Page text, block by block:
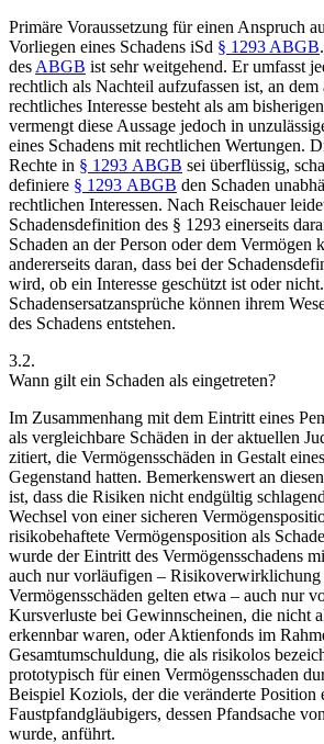
Primäre Voraussetzung für einen Anspruch
Vorliegen eines Schadens iSd § 1293 ABGB
des ABGB ist sehr weitgehend. Er umfasst
rechtlich als Nachteil aufzufassen ist, an dem
rechtliches Interesse besteht als am
vermengt diese Aussage jedoch in
eines Schadens mit rechtlichen Wertungen.
Rechte in § 1293 ABGB sei überflüssig,
definiere § 1293 ABGB den Schaden
rechtlichen Interessen. Nach Reischauer
Schadensdefinition des § 1293 einerseits
Schaden an der Person oder dem Vermögen
andererseits daran, dass bei der
wird, ob ein Interesse geschützt ist oder nicht.
Schadensersatzansprüche können ihrem
des Schadens entstehen.
3.2.
Wann gilt ein Schaden als eingetreten?
Im Zusammenhang mit dem Eintritt eines
als vergleichbare Schäden in der aktuellen
zitiert, die Vermögensschäden in Gestalt
Gegenstand hatten. Bemerkenswert an
ist, dass die Risiken nicht endgültig
Wechsel von einer sicheren
risikobehaftete Vermögensposition als
wurde der Eintritt des Vermögensschadens
auch nur vorläufigen – Risikoverwirklichung
Vermögensschäden gelten etwa – auch nur
Kursverluste bei Gewinnscheinen, die nicht
erkennbar waren, oder Aktienfonds im
Gesamtumschuldung, die als risikolos
prototypisch für einen Vermögensschaden
Beispiel Koziols, der die veränderte Position
Faustpfandgläubigers, dessen Pfandsache
wurde, anführt.